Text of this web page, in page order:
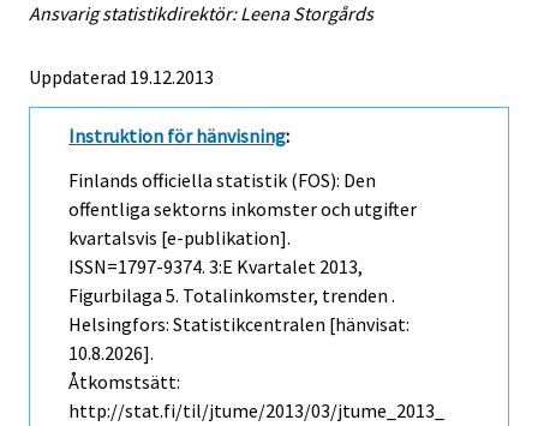
Ansvarig statistikdirektör: Leena Storgårds
Uppdaterad 19.12.2013
Instruktion för hänvisning:
Finlands officiella statistik (FOS): Den
offentliga sektorns inkomster och utgifter
kvartalsvis [e-publikation].
ISSN=1797-9374. 3:e Kvartalet 2013,
Figurbilaga 5. Totalinkomster, trenden .
Helsingfors: Statistikcentralen [hänvisat:
10.8.2026].
Åtkomstsätt:
http://stat.fi/til/jtume/2013/03/jtume_2013_